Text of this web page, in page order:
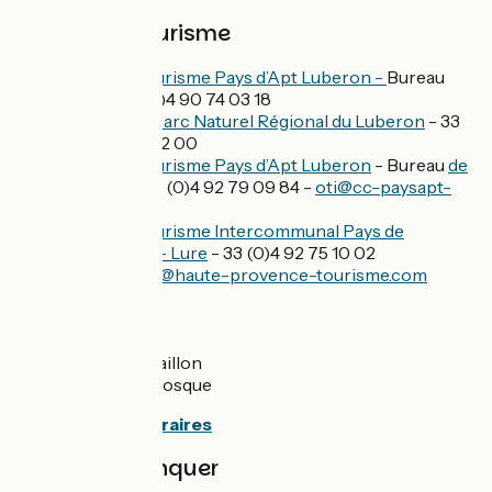
Offices de tourisme
Office de tourisme Pays d’Apt Luberon - Bureau
d’Apt - 33 (0)4 90 74 03 18
Maison Du Parc Naturel Régional du Luberon - 33
(0)4 90 04 42 00
Office de tourisme Pays d’Apt Luberon - Bureau de
- 33 (0)4 92 79 09 84 - oti@cc-paysapt-
Office de tourisme Intercommunal Pays de
Forcalquier - Lure - 33 (0)4 92 75 10 02
bienvenue@haute-provence-tourisme.com
Gare de Cavaillon
Gare de Manosque
Consulter les horaires
A ne pas manquer